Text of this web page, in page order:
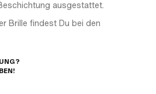
ausgestattet.
Brille findest Du bei den